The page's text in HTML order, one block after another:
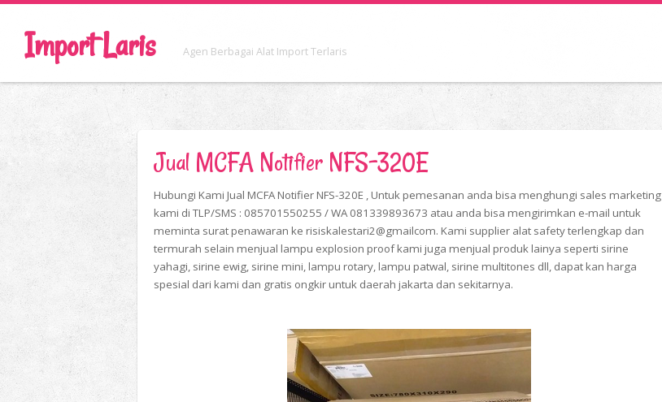
Import Laris Agen Berbagai Alat Import Terlaris
Jual MCFA Notifier NFS-320E
Hubungi Kami Jual MCFA Notifier NFS-320E , Untuk pemesanan anda bisa menghungi sales marketing
kami di TLP/SMS : 085701550255 / WA 081339893673 atau anda bisa mengirimkan e-mail untuk
meminta surat penawaran ke risiskalestari2@gmailcom. Kami supplier alat safety terlengkap dan
termurah selain menjual lampu explosion proof kami juga menjual produk lainya seperti sirine
yahagi, sirine ewig, sirine mini, lampu rotary, lampu patwal, sirine multitones dll, dapat kan harga
spesial dari kami dan gratis ongkir untuk daerah jakarta dan sekitarnya.